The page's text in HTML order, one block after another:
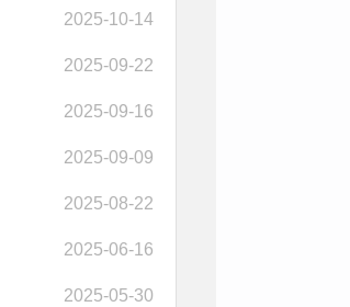
2025-10-14
2025-09-22
2025-09-16
2025-09-09
2025-08-22
2025-06-16
2025-05-30